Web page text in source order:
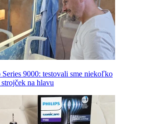
9000: testovali sme niekoľko
na hlavu